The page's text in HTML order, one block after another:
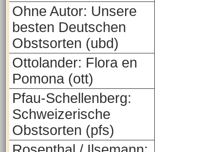
Ohne Autor: Unsere
besten Deutschen
Obstsorten (ubd)
Ottolander: Flora en
Pomona (ott)
Pfau-Schellenberg:
Schweizerische
Obstsorten (pfs)